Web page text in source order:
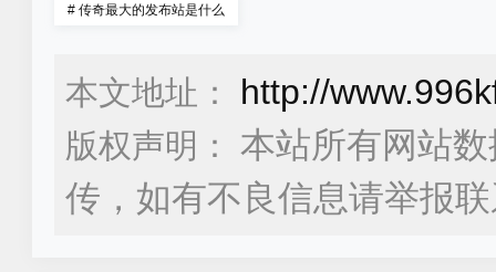
# 传奇最大的发布站是什么
本文地址： http://
版权声明：
本站所有网站
传，如有不良信息请举报